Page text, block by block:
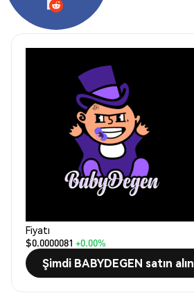
Fiyatı
$0.0000081 +0.00%
Şimdi BABYDEGEN satın alın